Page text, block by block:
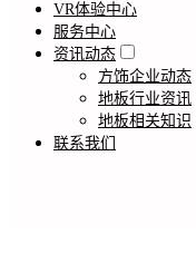
VR体验中心
服务中心
资讯动态
方饰企业动态
地板行业资讯
地板相关知识
联系我们